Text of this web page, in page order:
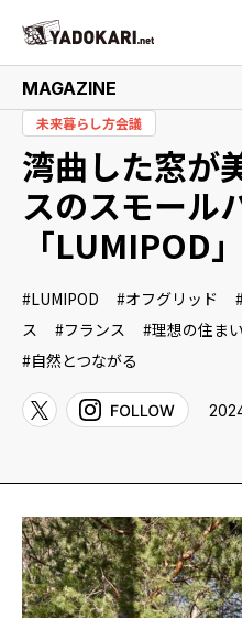
商品検索
YADOKARI につ
MAGAZINE
未来暮らし方会議
湾曲した窓が
スのスモール
「LUMIPOD」
LUMIPOD オフグリッド
ス
フランス 理想の住ま
自然とつながる